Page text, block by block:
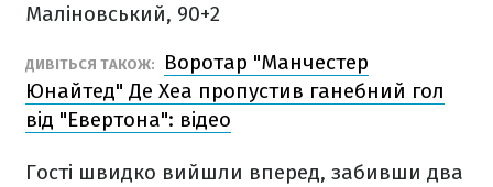
Маліновський, 90+2
ДИВІТЬСЯ ТАКОЖ:
Воротар "Манчестер
Юнайтед" Де Хеа пропустив ганебний гол
від "Евертона": відео
Гості швидко вийшли вперед, забивши два